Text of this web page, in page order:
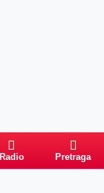
Radio Pretraga